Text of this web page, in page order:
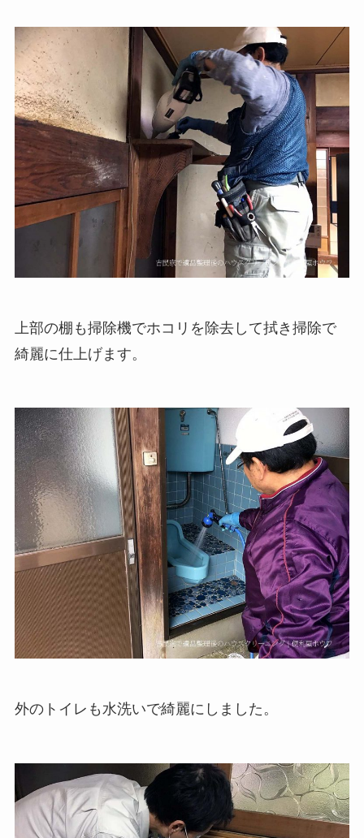
上部の棚も掃除機でホコリを除去して拭き掃除で
綺麗に仕上げます。
外のトイレも水洗いで綺麗にしました。